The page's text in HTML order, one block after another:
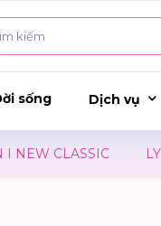
sống Dịch vụ
I QUÀ TẶNG CHĂN